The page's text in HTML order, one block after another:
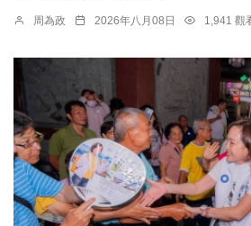
周為政 2026年八月08日 1,941 觀